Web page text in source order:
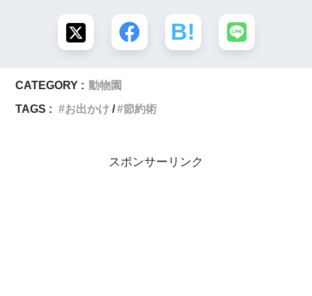
CATEGORY : 動物園
TAGS :
お出かけ 節約術
スポンサーリンク